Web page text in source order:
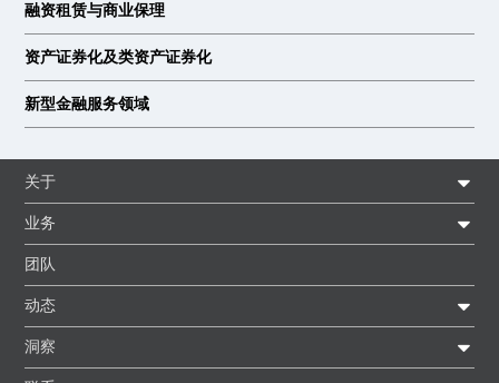
融资租赁与商业保理
资产证券化及类资产证券化
新型金融服务领域
关于
业务
团队
动态
洞察